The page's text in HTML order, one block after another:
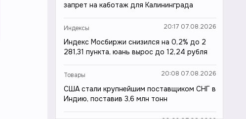
запрет на каботаж для Калининграда
Индексы 20:17 07.08.2026
Индекс Мосбиржи снизился на 0,2% до 2
281,31 пункта, юань вырос до 12,24 рубля
Товары 20:08 07.08.2026
США стали крупнейшим поставщиком СНГ в
Индию, поставив 3,6 млн тонн